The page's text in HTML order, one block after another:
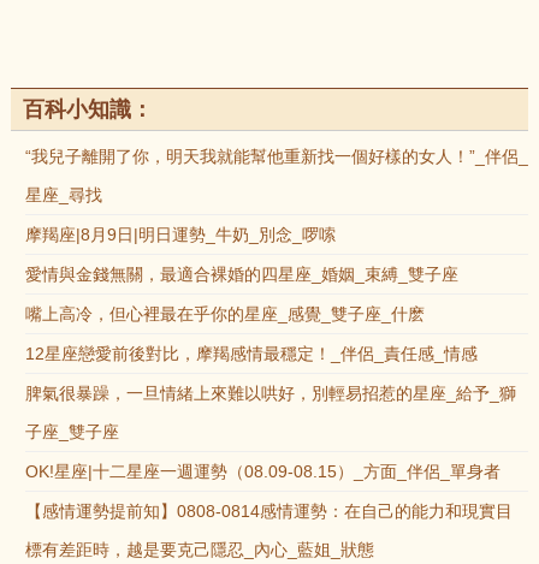
百科小知識：
“我兒子離開了你，明天我就能幫他重新找一個好樣的女人！”_伴侶_
星座_尋找
摩羯座|8月9日|明日運勢_牛奶_別念_啰嗦
愛情與金錢無關，最適合裸婚的四星座_婚姻_束縛_雙子座
嘴上高冷，但心裡最在乎你的星座_感覺_雙子座_什麽
12星座戀愛前後對比，摩羯感情最穩定！_伴侶_責任感_情感
脾氣很暴躁，一旦情緒上來難以哄好，別輕易招惹的星座_給予_獅
子座_雙子座
OK!星座|十二星座一週運勢（08.09-08.15）_方面_伴侶_單身者
【感情運勢提前知】0808-0814感情運勢：在自己的能力和現實目
標有差距時，越是要克己隱忍_內心_藍姐_狀態